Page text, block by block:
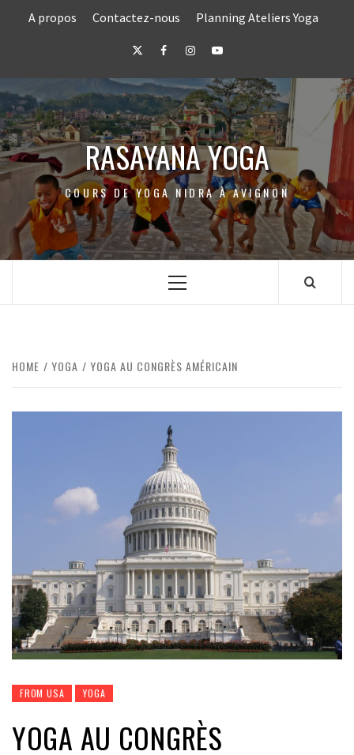
A propos Contactez-nous Planning Ateliers Yoga
TwitterFacebookInstagramYoutube
RASAYANA YOGA
COURS DE YOGA NIDRA À AVIGNON
Primary
HOME YOGA YOGA AU CONGRÈS AMÉRICAIN
FROM USA YOGA
YOGA AU CONGRÈS